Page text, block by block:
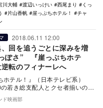
川大輔 渡辺いっけい 西尾まり
くっ
片山香帆 崖っぷちホテル！
チャ
2018.06.11 12:00
回を追うごとに深みを増
ぽさ” 『崖っぷちホテ
転のフィナーレへ
ホテル！』（日本テレビ系）
若き総支配人とクセ者揃いの従
多額の借金を抱えた老舗ホテル
イ…
ド映画部